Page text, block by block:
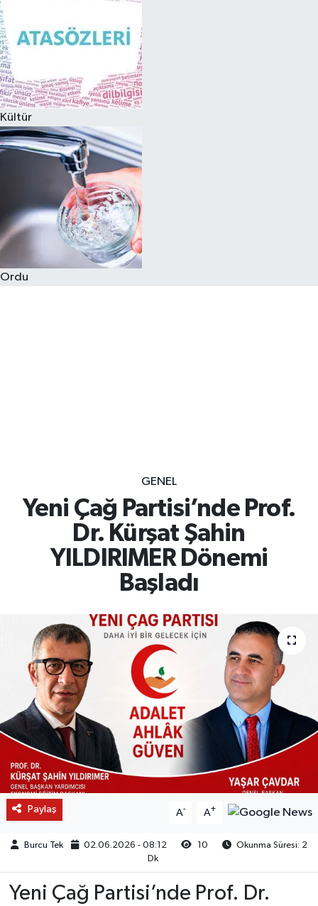
Kültür
Ordu
GENEL
Yeni Çağ Partisi’nde Prof.
Dr. Kürşat Şahin
YILDIRIMER Dönemi
Başladı
Paylaş A- A+
Burcu Tek 02.06.2026 - 08:12 10
Okunma Süresi: 2
Dk
Yeni Çağ Partisi’nde Prof. Dr.